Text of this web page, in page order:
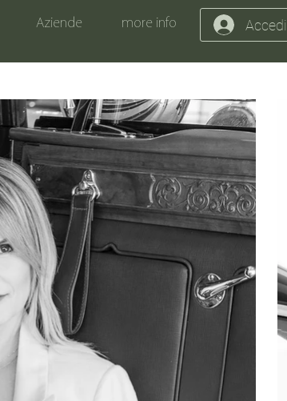
Aziende more info Accedi